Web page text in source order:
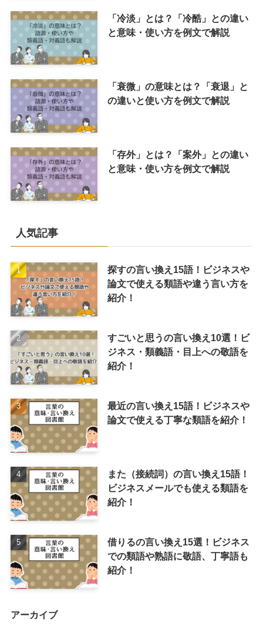
「冷淡」とは？「冷酷」との違い
と意味・使い方を例文で解説
「衰微」の意味とは？「衰退」と
の違いと使い方を例文で解説
「存外」とは？「案外」との違い
と意味・使い方を例文で解説
人気記事
探すの言い換え15語！ビジネスや
論文で使える類語や違う言い方を
紹介！
すごいと思うの言い換え10選！ビ
ジネス・類義語・目上への敬語を
紹介！
最近の言い換え15語！ビジネスや
論文で使える丁寧な類語を紹介！
また（接続詞）の言い換え15語！
ビジネスメールでも使える類語を
紹介！
借りるの言い換え15選！ビジネス
での類語や熟語に敬語、丁寧語も
紹介！
アーカイブ